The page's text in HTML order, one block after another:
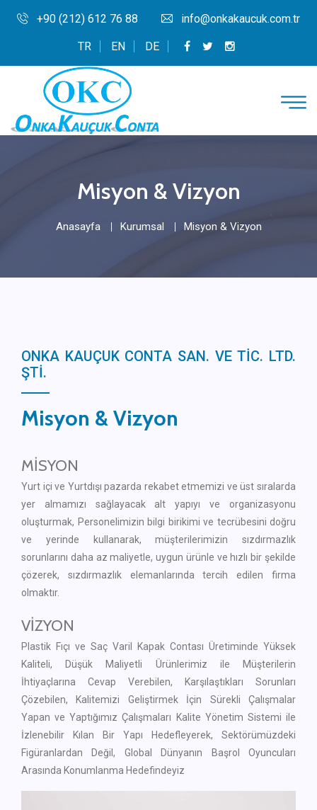
+90 (212) 612 76 88 info@onkakaucuk.com.tr
TR EN DE
Misyon & Vizyon
Anasayfa Kurumsal Misyon & Vizyon
ONKA KAUÇUK CONTA SAN. VE TİC. LTD.
ŞTİ.
Misyon & Vizyon
MİSYON
Yurt içi ve Yurtdışı pazarda rekabet etmemizi ve üst sıralarda
yer almamızı sağlayacak alt yapıyı ve organizasyonu
oluşturmak, Personelimizin bilgi birikimi ve tecrübesini doğru
ve yerinde kullanarak, müşterilerimizin sızdırmazlık
sorunlarını daha az maliyetle, uygun ürünle ve hızlı bir şekilde
çözerek, sızdırmazlık elemanlarında tercih edilen firma
olmaktır.
VİZYON
Plastik Fıçı ve Saç Varil Kapak Contası Üretiminde Yüksek
Kaliteli, Düşük Maliyetli Ürünlerimiz ile Müşterilerin
İhtiyaçlarına Cevap Verebilen, Karşılaştıkları Sorunları
Çözebilen, Kalitemizi Geliştirmek İçin Sürekli Çalışmalar
Yapan ve Yaptığımız Çalışmaları Kalite Yönetim Sistemi ile
İzlenebilir Kılan Bir Yapı Hedefleyerek, Sektörümüzdeki
Figüranlardan Değil, Global Dünyanın Başrol Oyuncuları
Arasında Konumlanma Hedefindeyiz